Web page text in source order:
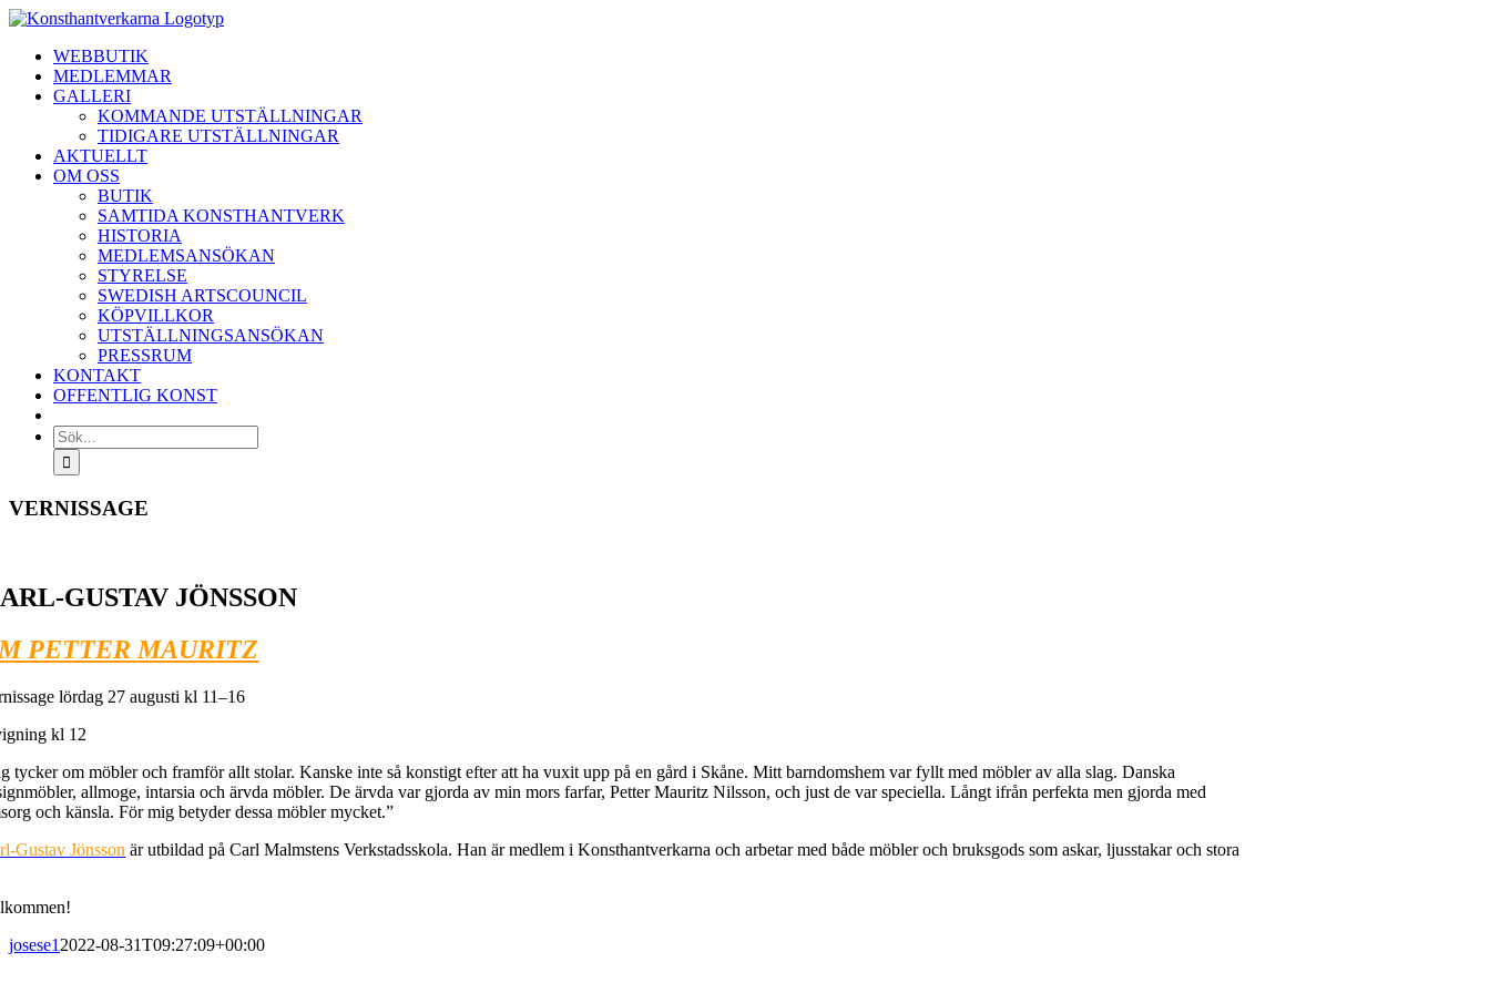
Fortsätt
innehålletWEBBUTIK
MEDLEMMAR
GALLERI
KOMMANDE UTSTÄLLNINGAR
TIDIGARE UTSTÄLLNINGAR
AKTUELLT
OM OSS
BUTIK
SAMTIDA KONSTHANTVERK
HISTORIA
MEDLEMSANSÖKAN
STYRELSE
SWEDISH ARTSCOUNCIL
KÖPVILLKOR
UTSTÄLLNINGSANSÖKAN
PRESSRUM
KONTAKT
OFFENTLIG KONST
Sök
efter:
VERNISSAGE
GUSTAV JÖNSSON
PETTER MAURITZ
lördag 27 augusti kl 11–16
kl 12
tycker om möbler och framför allt stolar. Kanske inte så konstigt efter att ha vuxit upp på en gård i Skåne. Mitt barndomshem var fyllt med möbler av alla slag. Danska
allmoge, intarsia och ärvda möbler. De ärvda var gjorda av min mors farfar, Petter Mauritz Nilsson, och just de var speciella. Långt ifrån perfekta men gjorda med
och känsla. För mig betyder dessa möbler mycket.”
Gustav Jönsson är utbildad på Carl Malmstens Verkstadsskola. Han är medlem i Konsthantverkarna och arbetar med både möbler och bruksgods som askar, ljusstakar och stora
josese1 2022-08-31T09:27:09+00:00